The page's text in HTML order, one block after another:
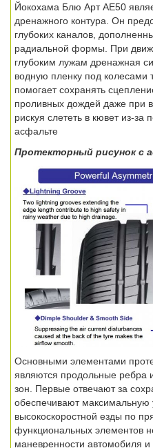
Йокохама Блю Арт АЕ50
дренажного контура. Он
глубоких каналов,
радиальной формы. При
глубоким лужам дренажная
водную пленку под колесами
помогает сохранять
проливных дождей даже при
рискуя слететь в кювет из-
асфальте
Протекторный рисунок с
Основными элементами
являются продольные ребра
зон. Первые отвечают за
обеспечивают максимальную
высокоскоростной езды по
функциональных элементов
маневренности автомобиля